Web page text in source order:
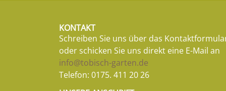
KONTAKT
Schreiben Sie uns über das
oder schicken Sie uns direkt eine E-Mail an
info@tobisch-garten.de
Telefon: 0175. 411 20 26